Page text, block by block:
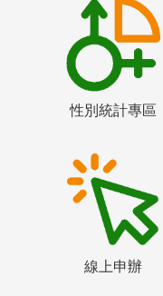
性別統計專區
線上申辦